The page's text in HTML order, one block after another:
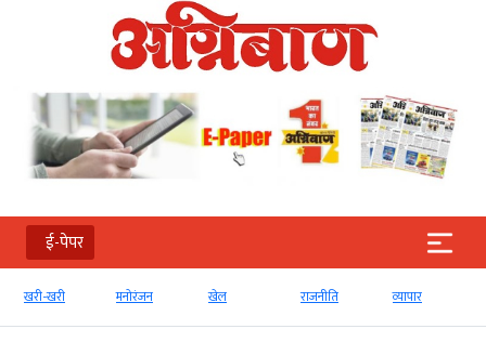
ई-पेपर
खरी-खरी मनोरंजन खेल राजनीति व्‍यापार